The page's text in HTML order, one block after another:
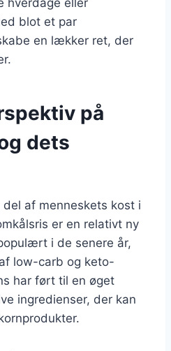
blot et par
en lækker ret, der
på
dets
af menneskets kost i
er en relativt ny
i de senere år,
low-carb og keto-
har ført til en øget
ingredienser, der kan